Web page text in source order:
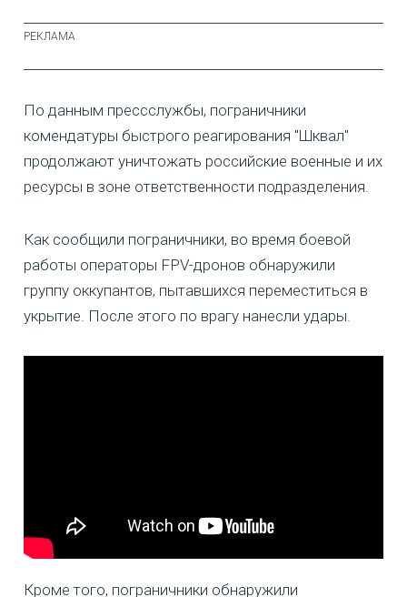
По данным прессслужбы, пограничники
комендатуры быстрого реагирования "Шквал"
продолжают уничтожать российские военные и их
ресурсы в зоне ответственности подразделения.
Как сообщили пограничники, во время боевой
работы операторы FPV-дронов обнаружили
группу оккупантов, пытавшихся переместиться в
укрытие. После этого по врагу нанесли удары.
Кроме того, пограничники обнаружили